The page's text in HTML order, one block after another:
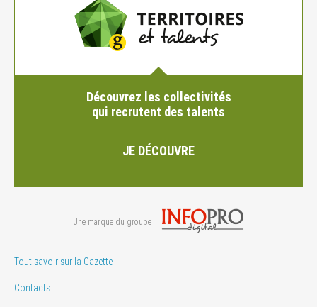
Découvrez les collectivités
qui recrutent des talents
JE DÉCOUVRE
Une marque du groupe
Tout savoir sur la Gazette
Contacts